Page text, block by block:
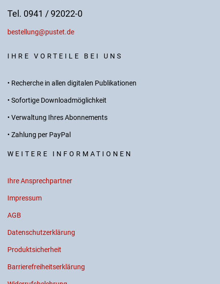
Tel. 0941 / 92022-0
bestellung@pustet.de
IHRE VORTEILE BEI UNS
• Recherche in allen digitalen Publikationen
• Sofortige Downloadmöglichkeit
• Verwaltung Ihres Abonnements
• Zahlung per PayPal
WEITERE INFORMATIONEN
Ihre Ansprechpartner
Impressum
AGB
Datenschutzerklärung
Produktsicherheit
Barrierefreiheitserklärung